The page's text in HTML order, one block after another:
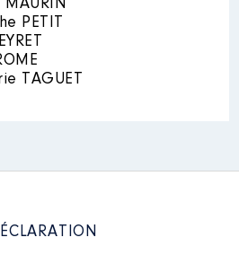
2 737 €
2 745 €
2 550 €
2 504 €
2 790 €
Net
MAURIN
PETIT
TAGUET